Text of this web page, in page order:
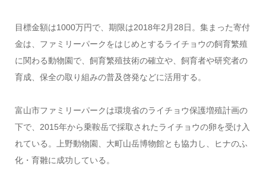
目標金額は1000万円で、期限は2018年2月28日。集まった寄付
金は、ファミリーパークをはじめとするライチョウの飼育繁殖
に関わる動物園で、飼育繁殖技術の確立や、飼育者や研究者の
育成、保全の取り組みの普及啓発などに活用する。
富山市ファミリーパークは環境省のライチョウ保護増殖計画の
下で、2015年から乗鞍岳で採取されたライチョウの卵を受け入
れている。上野動物園、大町山岳博物館とも協力し、ヒナのふ
化・育雛に成功している。